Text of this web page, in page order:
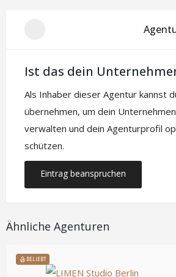
Ist das dein
Als Inhaber dieser Agentur kannst
übernehmen, um dein
verwalten und dein Agenturprofil
schützen.
Eintrag beanspruchen
Ähnliche Agenturen
BELIEBT